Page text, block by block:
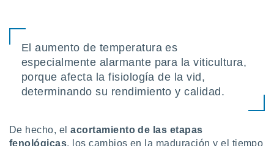
del
de
o a través
de
de
uso de
con el
El aumento de temperatura es
especialmente alarmante para la viticultura,
porque afecta la fisiología de la vid,
determinando su rendimiento y calidad.
De hecho, elacortamiento de las etapas
fenológicas, los cambios en la maduración y el tiempo